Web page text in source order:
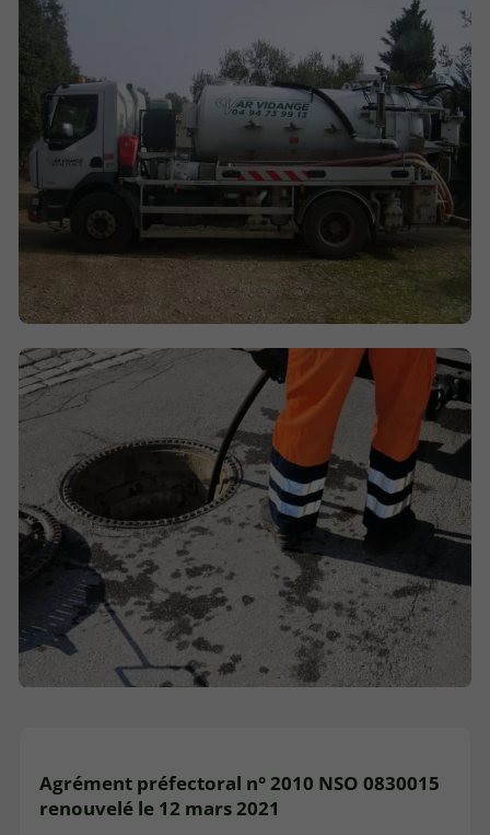
Agrément préfectoral n° 2010 NSO 0830015
renouvelé le 12 mars 2021